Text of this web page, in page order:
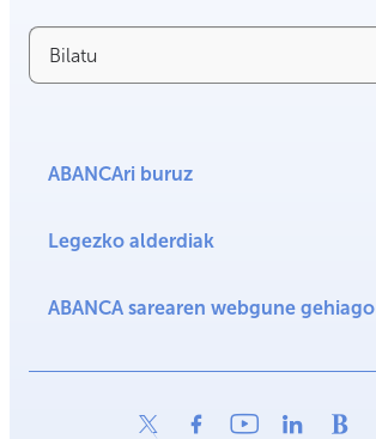
Bilatu
ABANCAri buruz
Legezko alderdiak
ABANCA sarearen webgune gehiago